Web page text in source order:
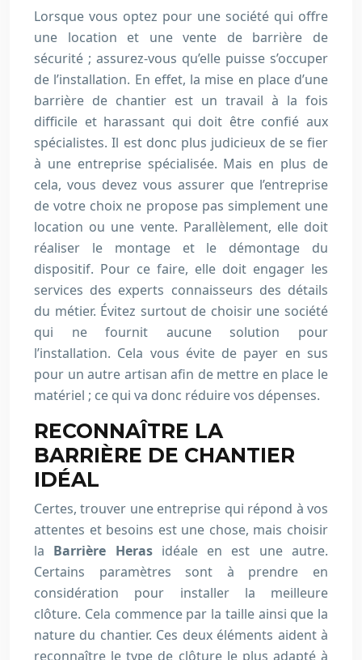
Lorsque vous optez pour une société qui offre
une location et une vente de barrière de
sécurité ; assurez-vous qu’elle puisse s’occuper
de l’installation. En effet, la mise en place d’une
barrière de chantier est un travail à la fois
difficile et harassant qui doit être confié aux
spécialistes. Il est donc plus judicieux de se fier
à une entreprise spécialisée. Mais en plus de
cela, vous devez vous assurer que l’entreprise
de votre choix ne propose pas simplement une
location ou une vente. Parallèlement, elle doit
réaliser le montage et le démontage du
dispositif. Pour ce faire, elle doit engager les
services des experts connaisseurs des détails
du métier. Évitez surtout de choisir une société
qui ne fournit aucune solution pour
l’installation. Cela vous évite de payer en sus
pour un autre artisan afin de mettre en place le
matériel ; ce qui va donc réduire vos dépenses.
RECONNAÎTRE LA
BARRIÈRE DE CHANTIER
IDÉAL
Certes, trouver une entreprise qui répond à vos
attentes et besoins est une chose, mais choisir
la Barrière Herasidéale en est une autre.
Certains paramètres sont à prendre en
considération pour installer la meilleure
clôture. Cela commence par la taille ainsi que la
nature du chantier. Ces deux éléments aident à
reconnaître le type de clôture le plus adapté à